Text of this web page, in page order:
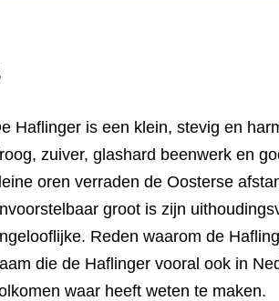
Haflinger is een klein, stevig en
zuiver, glashard beenwerk en
oren verraden de Oosterse
groot is zijn
Reden waarom de
die de Haflinger vooral ook in
waar heeft weten te maken.